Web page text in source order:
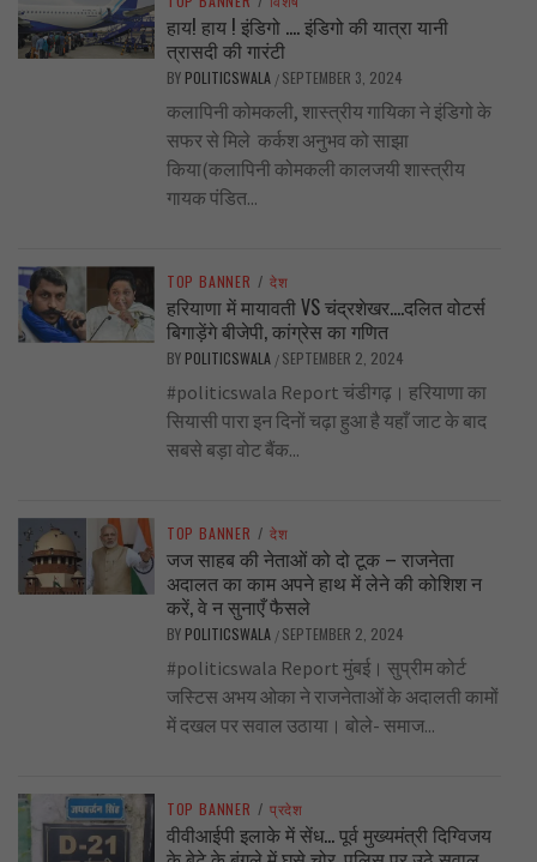
हाय! हाय ! इंडिगो …. इंडिगो की यात्रा यानी
त्रासदी की गारंटी
BY POLITICSWALA / SEPTEMBER 3, 2024
कलापिनी कोमकली, शास्त्रीय गायिका ने इंडिगो के
सफर से मिले कर्कश अनुभव को साझा
किया(कलापिनी कोमकली कालजयी शास्त्रीय
गायक पंडित...
TOP BANNER / देश
हरियाणा में मायावती VS चंद्रशेखर….दलित वोटर्स
बिगाड़ेंगे बीजेपी, कांग्रेस का गणित
BY POLITICSWALA / SEPTEMBER 2, 2024
#politicswala Report चंडीगढ़। हरियाणा का
सियासी पारा इन दिनों चढ़ा हुआ है यहाँ जाट के बाद
सबसे बड़ा वोट बैंक...
TOP BANNER / देश
जज साहब की नेताओं को दो टूक – राजनेता
अदालत का काम अपने हाथ में लेने की कोशिश न
करें, वे न सुनाएँ फैसले
BY POLITICSWALA / SEPTEMBER 2, 2024
#politicswala Report मुंबई। सुप्रीम कोर्ट
जस्टिस अभय ओका ने राजनेताओं के अदालती कामों
में दखल पर सवाल उठाया। बोले- समाज...
TOP BANNER / प्रदेश
वीवीआईपी इलाके में सेंध… पूर्व मुख्यमंत्री दिग्विजय